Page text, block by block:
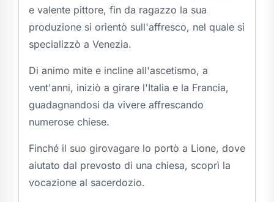
e valente pittore, fin da ragazzo la sua
produzione si orientò sull'affresco, nel quale si
specializzò a Venezia.
Di animo mite e incline all'ascetismo, a
vent'anni, iniziò a girare l'Italia e la Francia,
guadagnandosi da vivere affrescando
numerose chiese.
Finché il suo girovagare lo portò a Lione, dove
aiutato dal prevosto di una chiesa, scoprì la
vocazione al sacerdozio.